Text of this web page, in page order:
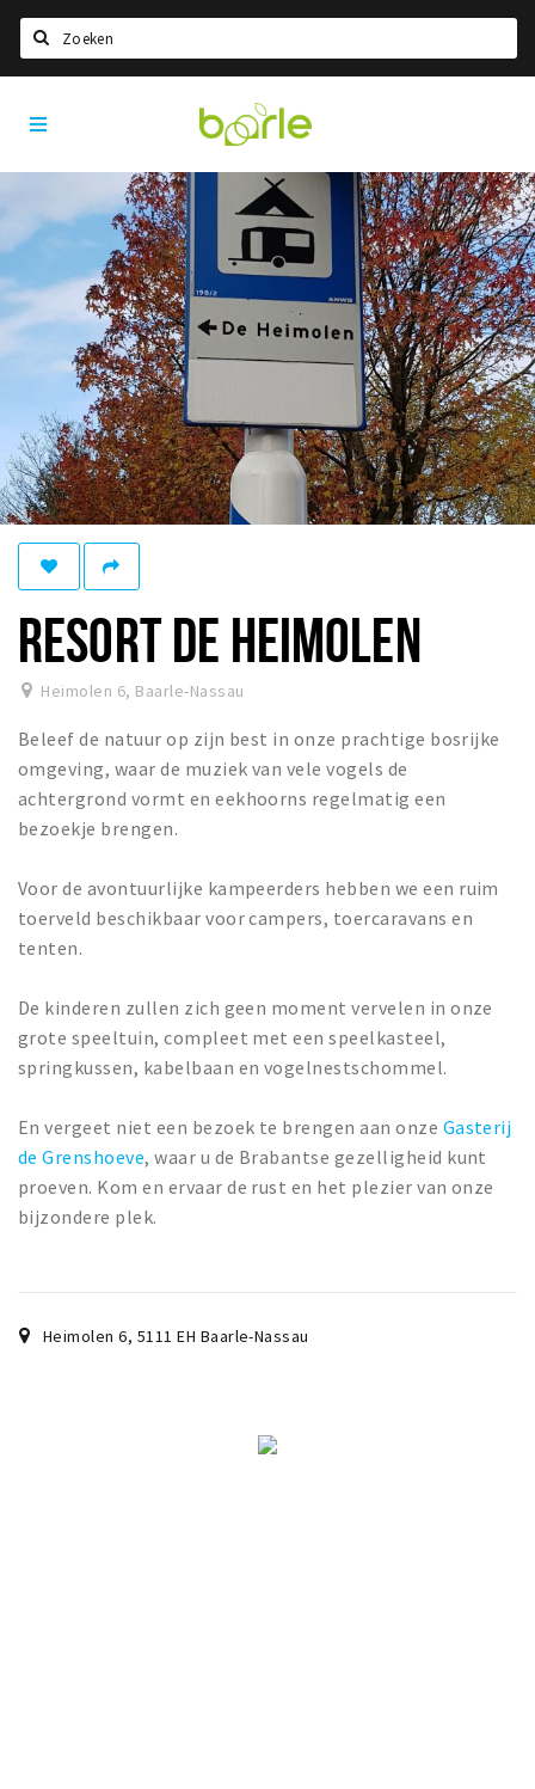
Home
Informatie
Over Baarle
Geschiedenis
Visit Baarle Shop
Enclavebon
Nieuws
Agenda
Deals
Eten
Slapen
Recreatief
Winkels
Winkelgebieden
Parkeren
Bezienswaardigheden
Enclaves
Musea, theaters & podia
Uitjes & activiteiten
Fietsroutes
Wandelroutes
De Grensvallei
Partner worden
Visit
Baarle
RESORT DE HEIMOLEN
Heimolen 6, Baarle-Nassau
Beleef de natuur op zijn best in onze prachtige bosrijke
omgeving, waar de muziek van vele vogels de
achtergrond vormt en eekhoorns regelmatig een
bezoekje brengen.
Voor de avontuurlijke kampeerders hebben we een ruim
toerveld beschikbaar voor campers, toercaravans en
tenten.
De kinderen zullen zich geen moment vervelen in onze
grote speeltuin, compleet met een speelkasteel,
springkussen, kabelbaan en vogelnestschommel.
En vergeet niet een bezoek te brengen aan onze Gasterij
de Grenshoeve, waar u de Brabantse gezelligheid kunt
proeven. Kom en ervaar de rust en het plezier van onze
bijzondere plek.
Heimolen 6, 5111 EH Baarle-Nassau